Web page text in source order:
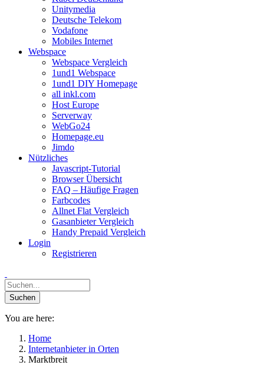
Unitymedia
Deutsche Telekom
Vodafone
Mobiles Internet
Webspace
Webspace Vergleich
1und1 Webspace
1und1 DIY Homepage
all inkl.com
Host Europe
Serverway
WebGo24
Homepage.eu
Jimdo
Nützliches
Javascript-Tutorial
Browser Übersicht
FAQ – Häufige Fragen
Farbcodes
Allnet Flat Vergleich
Gasanbieter Vergleich
Handy Prepaid Vergleich
Login
Registrieren
You are here:
Home
Internetanbieter in Orten
Marktbreit